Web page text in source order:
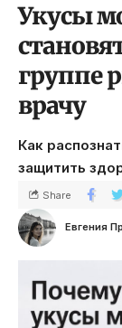
Укусы
группе
врачу
Как
защитить
Евгения
Share